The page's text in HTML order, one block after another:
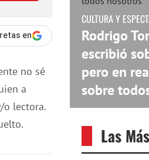
en
no sé
a
o lectora.
CULTURA Y
Rodrigo
escribió
pero en
sobre
Las